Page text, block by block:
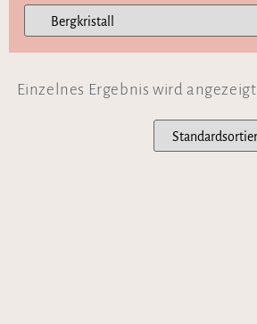
Einzelnes Ergebnis wird angezeigt